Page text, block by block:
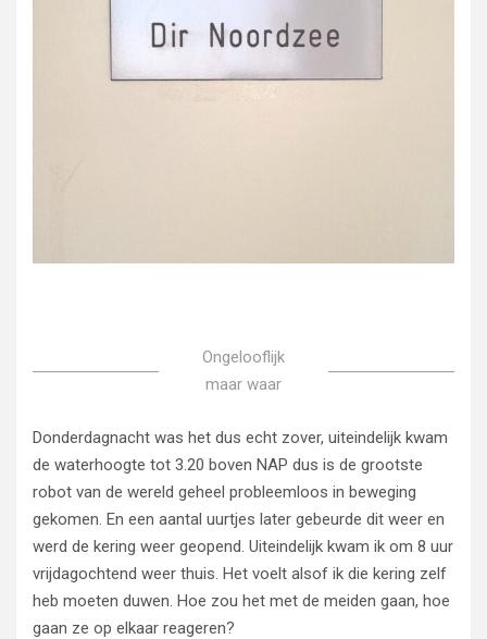
Ongelooflijk
maar waar
Donderdagnacht was het dus echt zover, uiteindelijk kwam
de waterhoogte tot 3.20 boven NAP dus is de grootste
robot van de wereld geheel probleemloos in beweging
gekomen. En een aantal uurtjes later gebeurde dit weer en
werd de kering weer geopend. Uiteindelijk kwam ik om 8 uur
vrijdagochtend weer thuis. Het voelt alsof ik die kering zelf
heb moeten duwen. Hoe zou het met de meiden gaan, hoe
gaan ze op elkaar reageren?